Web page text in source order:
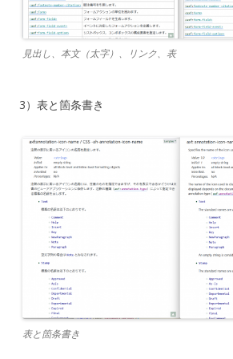
見出し、本文（太字）、リンク、表
3）表と箇条書き
表と箇条書き